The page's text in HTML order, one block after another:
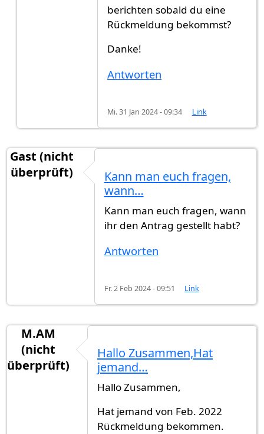
berichten sobald du eine
Rückmeldung bekommst?
Danke!
Antworten
Mi. 31 Jan 2024 - 09:34 Link
Gast (nicht
überprüft)
Kann man euch fragen,
wann…
Kann man euch fragen, wann
ihr den Antrag gestellt habt?
Antworten
Fr. 2 Feb 2024 - 09:51 Link
M.AM
(nicht
überprüft)
Hallo Zusammen,Hat
jemand…
Hallo Zusammen,
Hat jemand von Feb. 2022
Rückmeldung bekommen.